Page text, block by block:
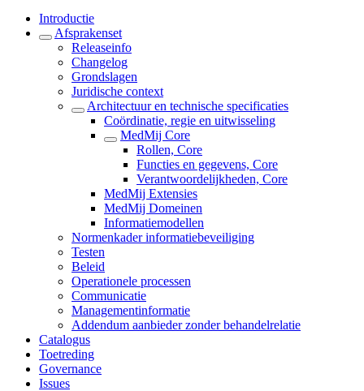
Introductie
Afsprakenset
Releaseinfo
Changelog
Grondslagen
Juridische context
Architectuur en technische specificaties
Coördinatie, regie en uitwisseling
MedMij Core
Rollen, Core
Functies en gegevens, Core
Verantwoordelijkheden, Core
MedMij Extensies
MedMij Domeinen
Informatiemodellen
Normenkader informatiebeveiliging
Testen
Beleid
Operationele processen
Communicatie
Managementinformatie
Addendum aanbieder zonder behandelrelatie
Catalogus
Toetreding
Governance
Issues